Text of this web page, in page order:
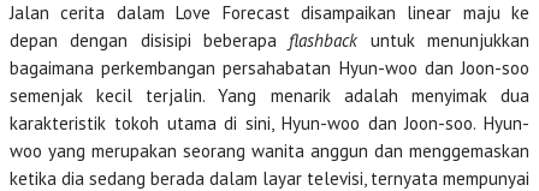
Jalan cerita dalam Love Forecast disampaikan linear maju ke
depan dengan disisipi beberapa flashback untuk menunjukkan
bagaimana perkembangan persahabatan Hyun-woo dan Joon-soo
semenjak kecil terjalin. Yang menarik adalah menyimak dua
karakteristik tokoh utama di sini, Hyun-woo dan Joon-soo. Hyun-
woo yang merupakan seorang wanita anggun dan menggemaskan
ketika dia sedang berada dalam layar televisi, ternyata mempunyai